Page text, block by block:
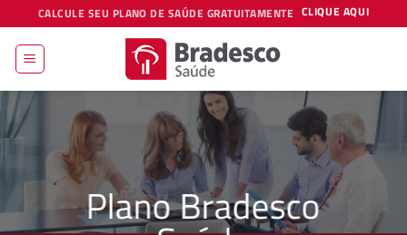
to
content
CALCULE SEU PLANO DE SAÚDE GRATUITAMENTE CLIQUE AQUI
Plano Bradesco